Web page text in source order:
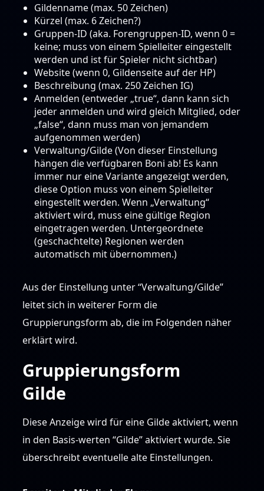
Gildenname (max. 50 Zeichen)
Kürzel (max. 6 Zeichen?)
Gruppen-ID (aka. Forengruppen-ID, wenn 0 =
keine; muss von einem Spielleiter eingestellt
werden und ist für Spieler nicht sichtbar)
Website (wenn 0, Gildenseite auf der HP)
Beschreibung (max. 250 Zeichen IG)
Anmelden (entweder „true“, dann kann sich
jeder anmelden und wird gleich Mitglied, oder
„false“, dann muss man von jemandem
aufgenommen werden)
Verwaltung/Gilde (Von dieser Einstellung
hängen die verfügbaren Boni ab! Es kann
immer nur eine Variante angezeigt werden,
diese Option muss von einem Spielleiter
eingestellt werden. Wenn „Verwaltung“
aktiviert wird, muss eine gültige Region
eingetragen werden. Untergeordnete
(geschachtelte) Regionen werden
automatisch mit übernommen.)
Aus der Einstellung unter “Verwaltung/Gilde”
leitet sich in weiterer Form die
Gruppierungsform ab, die im Folgenden näher
erklärt wird.
Gruppierungsform
Gilde
Diese Anzeige wird für eine Gilde aktiviert, wenn
in den Basis-werten “Gilde” aktiviert wurde. Sie
überschreibt eventuelle alte Einstellungen.